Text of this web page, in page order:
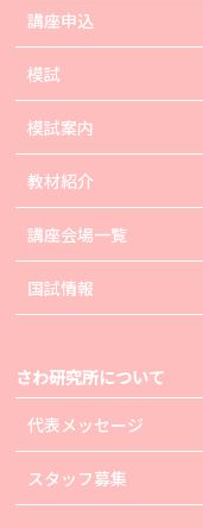
講座申込
模試
模試案内
教材紹介
講座会場一覧
国試情報
さわ研究所について
代表メッセージ
スタッフ募集